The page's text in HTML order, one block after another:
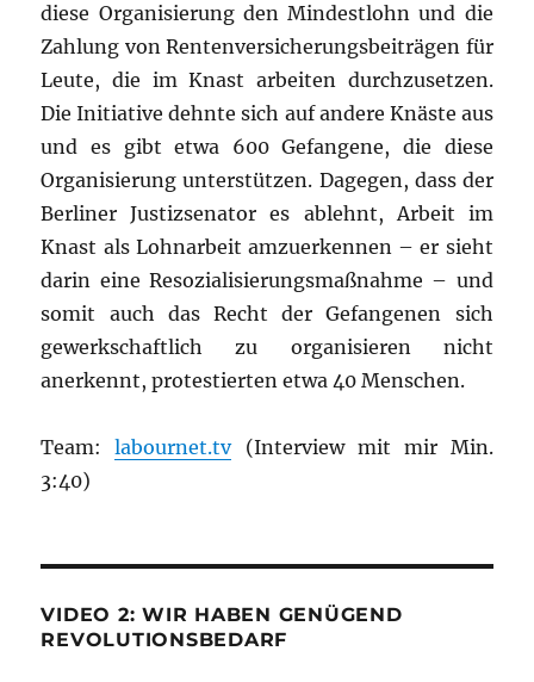
diese Organisierung den Mindestlohn und die
Zahlung von Rentenversicherungsbeiträgen für
Leute, die im Knast arbeiten durchzusetzen.
Die Initiative dehnte sich auf andere Knäste aus
und es gibt etwa 600 Gefangene, die diese
Organisierung unterstützen. Dagegen, dass der
Berliner Justizsenator es ablehnt, Arbeit im
Knast als Lohnarbeit amzuerkennen – er sieht
darin eine Resozialisierungsmaßnahme – und
somit auch das Recht der Gefangenen sich
gewerkschaftlich zu organisieren nicht
anerkennt, protestierten etwa 40 Menschen.
Team:labournet.tv(Interview mit mir Min.
3:40)
VIDEO 2: WIR HABEN GENÜGEND
REVOLUTIONSBEDARF